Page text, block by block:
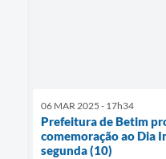
06 MAR 2025 - 17h34
Prefeitura de Betim
comemoração ao Dia
segunda (10)